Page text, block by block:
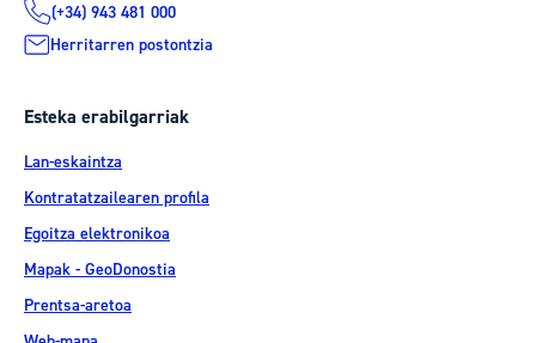
(+34) 943 481 000
Herritarren postontzia
Esteka erabilgarriak
Lan-eskaintza
Kontratatzailearen profila
Egoitza elektronikoa
Mapak - GeoDonostia
Prentsa-aretoa